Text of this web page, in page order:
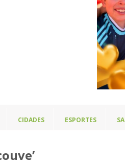
CIDADES ESPORTES